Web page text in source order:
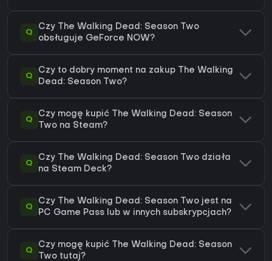
Q
Czy The Walking Dead: Season Two
obsługuje GeForce NOW?
Q
Czy to dobry moment na zakup The Walking
Dead: Season Two?
Q
Czy mogę kupić The Walking Dead: Season
Two na Steam?
Q
Czy The Walking Dead: Season Two działa
na Steam Deck?
Q
Czy The Walking Dead: Season Two jest na
PC Game Pass lub w innych subskrypcjach?
Q
Czy mogę kupić The Walking Dead: Season
Two tutaj?